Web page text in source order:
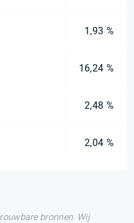
1,93 %
16,24 %
2,48 %
2,04 %
bronnen. Wij